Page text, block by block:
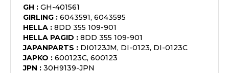
GH : GH-401561
GIRLING : 6043591, 6043595
HELLA : 8DD 355 109-901
HELLA PAGID : 8DD 355 109-901
JAPANPARTS : DI0123JM, DI-0123, DI-0123C
JAPKO : 600123C, 600123
JPN : 30H9139-JPN